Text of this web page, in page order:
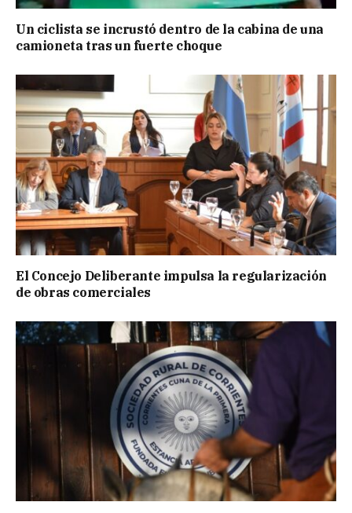
Un ciclista se incrustó dentro de la cabina de una
camioneta tras un fuerte choque
El Concejo Deliberante impulsa la regularización
de obras comerciales